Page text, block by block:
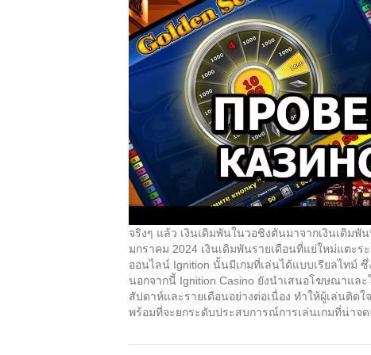
จริงๆ แล้ว เงินเดิมพันในวอชิงตันมาจากเงินเดิมพั
มกราคม 2024 เงินเดิมพันรายเดือนที่แย่ใหม่แตะ
ออนไลน์ Ignition นั้นมีเกมที่เล่นได้แบบเรียลไทม์
นอกจากนี้ Ignition Casino ยังนำเสนอโฆษณาแล
สัปดาห์และรายเดือนอย่างต่อเนื่อง ทำให้ผู้เล่นติดใ
พร้อมที่จะยกระดับประสบการณ์การเล่นเกมที่น่าจ